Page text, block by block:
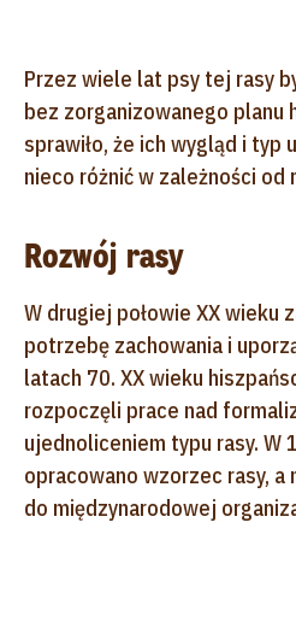
Przez wiele lat psy tej rasy
bez zorganizowanego planu
sprawiło, że ich wygląd i typ
nieco różnić w zależności od
Rozwój rasy
W drugiej połowie XX wieku
potrzebę zachowania i
latach 70. XX wieku
rozpoczęli prace nad
ujednoliceniem typu rasy. W
opracowano wzorzec rasy, a
do międzynarodowej